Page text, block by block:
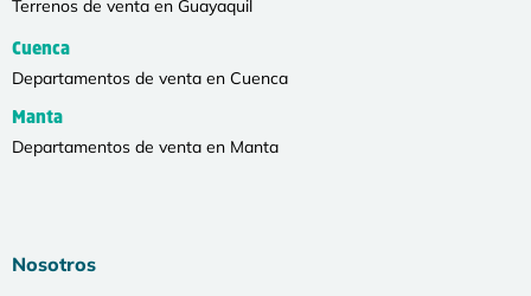
Terrenos de venta en Guayaquil
Cuenca
Departamentos de venta en Cuenca
Manta
Departamentos de venta en Manta
Nosotros